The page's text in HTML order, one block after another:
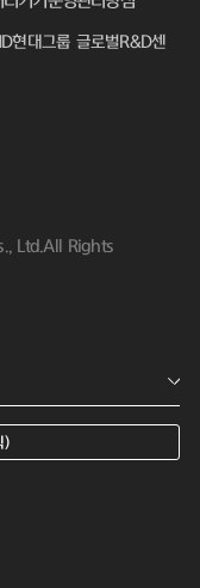
현대그룹 글로벌R&D센
Ltd.All Rights
)